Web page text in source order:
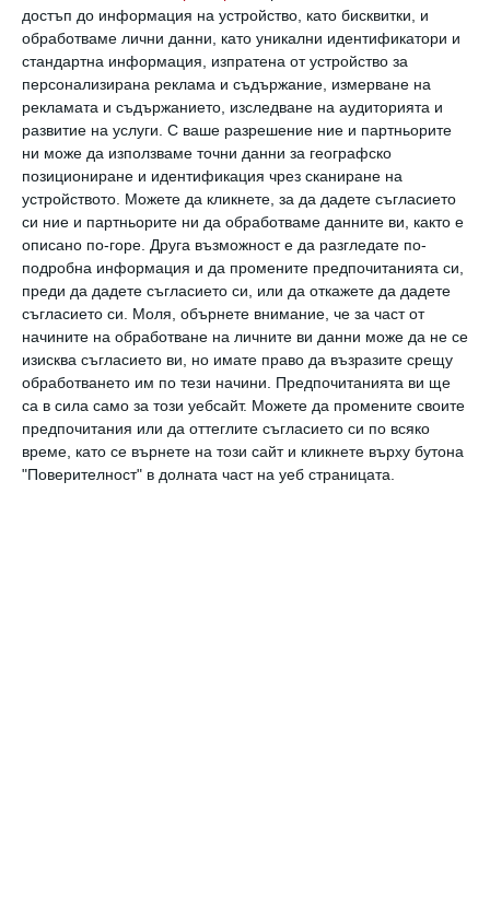
достъп до информация на устройство, като бисквитки, и
обработваме лични данни, като уникални идентификатори и
стандартна информация, изпратена от устройство за
персонализирана реклама и съдържание, измерване на
рекламата и съдържанието, изследване на аудиторията и
развитие на услуги. С ваше разрешение ние и партньорите
ни може да използваме точни данни за географско
позициониране и идентификация чрез сканиране на
устройството. Можете да кликнете, за да дадете съгласието
си ние и партньорите ни да обработваме данните ви, както е
описано по-горе. Друга възможност е да разгледате по-
подробна информация и да промените предпочитанията си,
преди да дадете съгласието си, или да откажете да дадете
съгласието си. Моля, обърнете внимание, че за част от
начините на обработване на личните ви данни може да не се
изисква съгласието ви, но имате право да възразите срещу
обработването им по тези начини. Предпочитанията ви ще
са в сила само за този уебсайт. Можете да промените своите
предпочитания или да оттеглите съгласието си по всяко
време, като се върнете на този сайт и кликнете върху бутона
"Поверителност" в долната част на уеб страницата.
не е скучно!
3. С леко разкрачени крака
Както издава и положението на краката,
тези хора обикновено водят доста
безгрижен живот. Предпочитат да
прекарват свободното си време сред
природата или в семеен и приятелски кръг,
вместо в претъпкани търговски центрове
или клубове. И докато околните се учудват
на хаоса, сред който живеят, те знаят
точното място на всяка своя вещ и с лекота
я намират. Защото зад този безпорядък се
крие логична система, очевидна единствено